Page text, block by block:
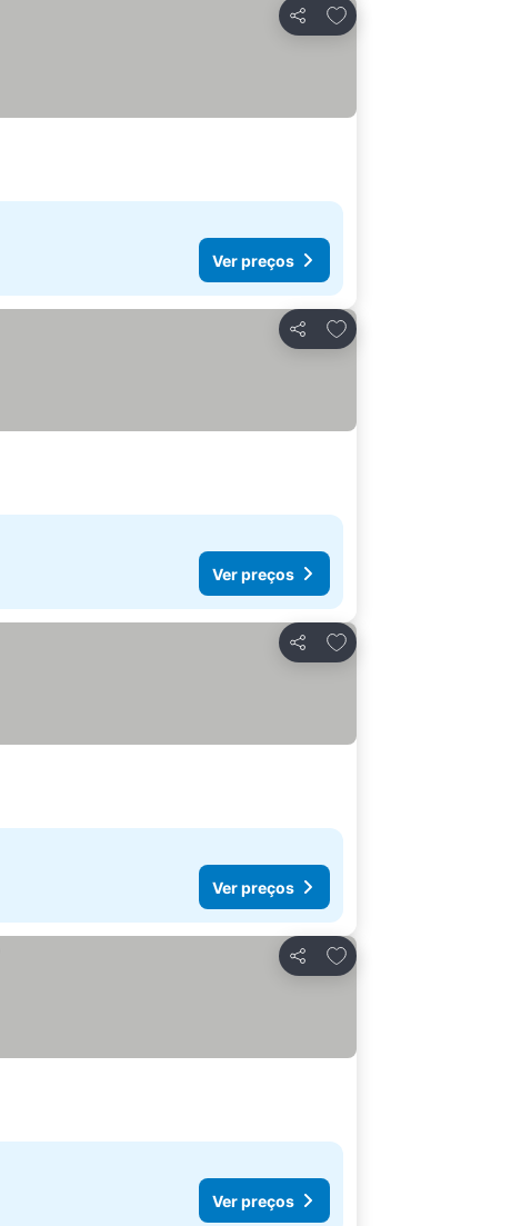
Partilhar
Adicionar aos favoritos
Ver preços
Partilhar
Adicionar aos favoritos
Ver preços
Partilhar
Adicionar aos favoritos
Ver preços
Partilhar
Adicionar aos favoritos
Ver preços